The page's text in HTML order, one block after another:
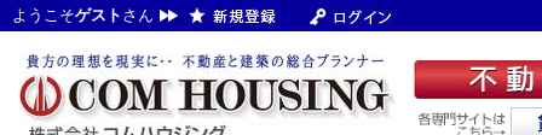
ようこそゲスト さん